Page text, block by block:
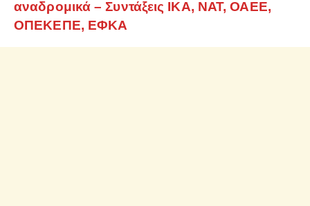
αναδρομικά – Συντάξεις ΙΚΑ, ΝΑΤ, ΟΑΕΕ,
ΟΠΕΚΕΠΕ, ΕΦΚΑ